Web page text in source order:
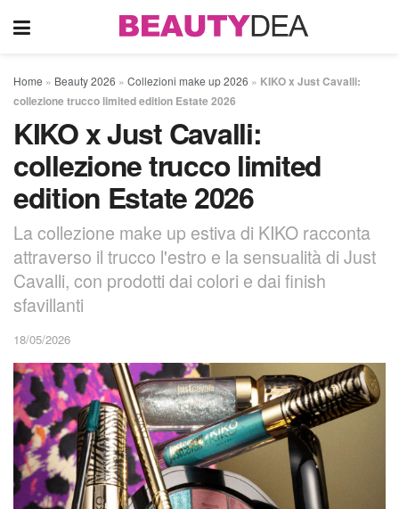
Home » Beauty 2026 » Collezioni make up 2026 » KIKO x Just Cavalli:
collezione trucco limited edition Estate 2026
KIKO x Just Cavalli:
collezione trucco limited
edition Estate 2026
La collezione make up estiva di KIKO racconta
attraverso il trucco l'estro e la sensualità di Just
Cavalli, con prodotti dai colori e dai finish
sfavillanti
18/05/2026